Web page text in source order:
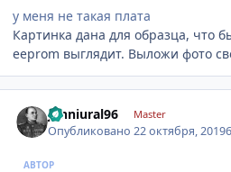
у меня не такая плата
Картинка дана для образца, что
eeprom выглядит. Выложи фото
jonniural96 Master
Опубликовано22 октября, 2019
АВТОР